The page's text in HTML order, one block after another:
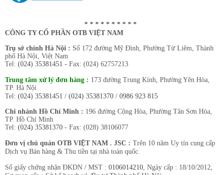
* * * * * * * * * *
CÔNG TY CỔ PHẦN OTB VIỆT NAM
Trụ sở chính Hà Nội : Số 172 đường Mỹ Đình, Phường Từ Liêm, Thành
phố Hà Nội, Việt Nam
Tel: (024) 35381451 - Fax: (024) 62757213
Trung tâm xử lý đơn hàng : 173 đường Trung Kính, Phường Yên Hòa,
TP. Hà Nội
Tel: (024) 35381451 / (024) 35381370 / 0986 923 815
Chi nhánh Hồ Chí Minh : 196 đường Cộng Hòa, Phường Tân Sơn Hòa,
TP. Hồ Chí Minh
Tel: (024) 35381370 - Fax: (028) 38106077
Đơn vị chủ quản OTB VIỆT NAM . JSC : Trên 10 năm Uy tín cung cấp
Dịch vụ Bán hàng & Thu tiền tại nhà toàn quốc.
Số giấy chứng nhận ĐKDN / MST : 0106014210, Ngày cấp : 18/10/2012,